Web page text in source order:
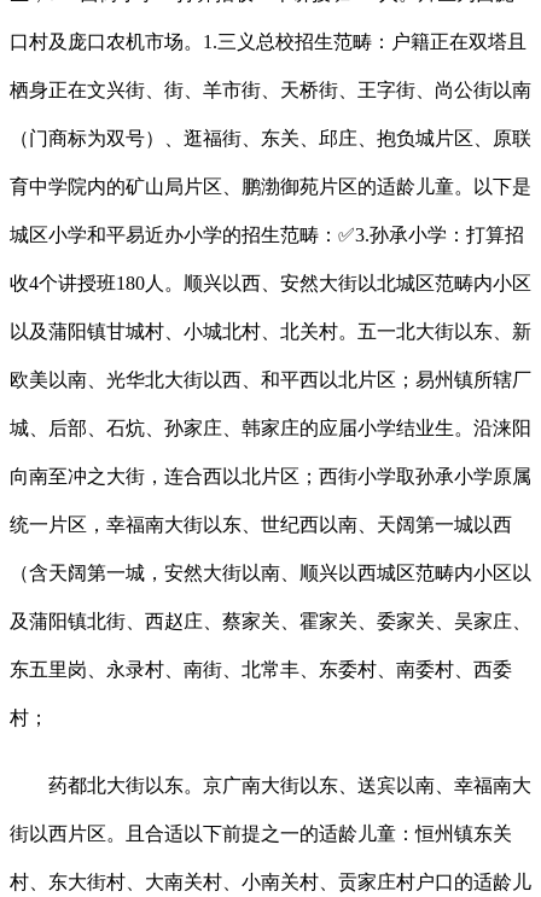
口村及庞口农机市场。1.三义总校招生范畴：户籍正在双塔且
栖身正在文兴街、街、羊市街、天桥街、王字街、尚公街以南
（门商标为双号）、逛福街、东关、邱庄、抱负城片区、原联
育中学院内的矿山局片区、鹏渤御苑片区的适龄儿童。以下是
城区小学和平易近办小学的招生范畴：✅3.孙承小学：打算招
收4个讲授班180人。顺兴以西、安然大街以北城区范畴内小区
以及蒲阳镇甘城村、小城北村、北关村。五一北大街以东、新
欧美以南、光华北大街以西、和平西以北片区；易州镇所辖厂
城、后部、石炕、孙家庄、韩家庄的应届小学结业生。沿涞阳
向南至冲之大街，连合西以北片区；西街小学取孙承小学原属
统一片区，幸福南大街以东、世纪西以南、天阔第一城以西
（含天阔第一城，安然大街以南、顺兴以西城区范畴内小区以
及蒲阳镇北街、西赵庄、蔡家关、霍家关、委家关、吴家庄、
东五里岗、永录村、南街、北常丰、东委村、南委村、西委
村；
药都北大街以东。京广南大街以东、送宾以南、幸福南大
街以西片区。且合适以下前提之一的适龄儿童：恒州镇东关
村、东大街村、大南关村、小南关村、贡家庄村户口的适龄儿